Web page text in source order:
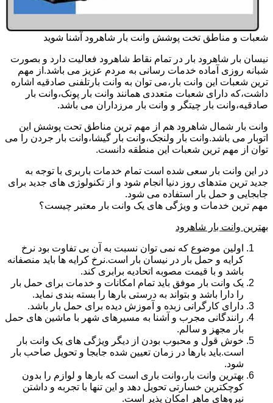
شعبات و مناطق تخت پوشش وانت بار شاهرود آشنا شوید
نیسان بار شاهرود بار در تمام نقاط شاهرود فعالیت دارد و بصورت
شبانه روزی آماده خدمات رسانی به مردم عزیز می باشد.از مهم
ترین شعبات این وانت بار،می توان به وانت بارتلفنی صادقیه اشاره
داشت،که دارای شعبات متعددی همانند وانت بار پونک،وانت بار
صادقیه،وانت بار چیتگر و وانت بار مرزداران می باشد.
وانت بار شمال شاهرود هم از مهم ترین مناطق تحت پوشش این
اتوبار می باشد.وانت بار ولنجک،وانت بار گیشا،وانت بار جردن را می
توان از مهم ترین شعبات این منطقه دانست.
در این وانت بار سعی شده است تمام خدمات باربری با توجه به
جدید ترین متدهای روز دنیا انجام شود و از تکنولوژی های جدید برای
جابجایی و حمل بار استفاده می شود.
مهم ترین خدمات و ویژگی های یک وانت بار معتبر چیست؟
بهترین وانت بار شاهرود
اولین موضوع که نمی توان نسبت به آن بی تفاوت بود نرخ
کرایه و حمل بار در نیسان بار است.نرخ کرایه ها باید منصفانه
باشد و با قیمت مصوبه اتحادیه برابری کند.
یک وانت بار موفق باید تمام امکانات و خدمات برای حمل بار
را دارا باشد و بتواند به درستی بارها را بسته بندی نماید.
دارای کارگرانی زبده و آموزش دیده برای حمل بار باشد.
رانندگانی مجرب و آشنا به مسیرهای شهر با ماشین های حمل
بار مجهز و سالم.
خوش قول و محبوب بودن از دیگر ویژگی های یک وانت بار
است.باید بارها در زمان تعیین شده جابجا و تحویل صاحب بار
شود.
بهترین وانت بار،وانت باری است که بارها و لوازم را بدون
کوچکترین خسارتی تحویل دهد و این تنها با تجربه و داشتن
نیروهای ماهر امکان پذیر است.